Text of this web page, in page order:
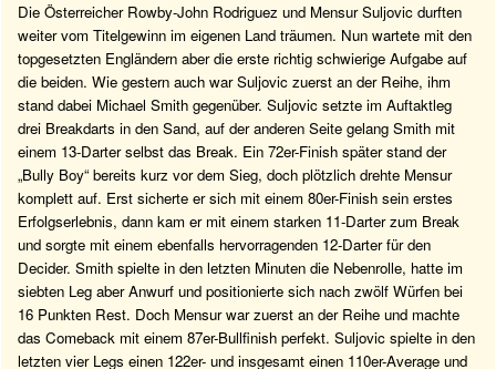
Die Österreicher Rowby-John Rodriguez und Mensur Suljovic durften
weiter vom Titelgewinn im eigenen Land träumen. Nun wartete mit den
topgesetzten Engländern aber die erste richtig schwierige Aufgabe auf
die beiden. Wie gestern auch war Suljovic zuerst an der Reihe, ihm
stand dabei Michael Smith gegenüber. Suljovic setzte im Auftaktleg
drei Breakdarts in den Sand, auf der anderen Seite gelang Smith mit
einem 13-Darter selbst das Break. Ein 72er-Finish später stand der
„Bully Boy“ bereits kurz vor dem Sieg, doch plötzlich drehte Mensur
komplett auf. Erst sicherte er sich mit einem 80er-Finish sein erstes
Erfolgserlebnis, dann kam er mit einem starken 11-Darter zum Break
und sorgte mit einem ebenfalls hervorragenden 12-Darter für den
Decider. Smith spielte in den letzten Minuten die Nebenrolle, hatte im
siebten Leg aber Anwurf und positionierte sich nach zwölf Würfen bei
16 Punkten Rest. Doch Mensur war zuerst an der Reihe und machte
das Comeback mit einem 87er-Bullfinish perfekt. Suljovic spielte in den
letzten vier Legs einen 122er- und insgesamt einen 110er-Average und